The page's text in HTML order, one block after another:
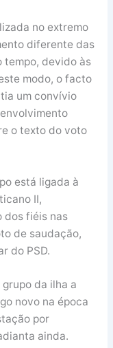
no extremo
diferente das
tempo, devido às
modo, o facto
um convívio
o texto do voto
está ligada à
II,
dos fiéis nas
de saudação,
do PSD.
da ilha a
novo na época
por
ainda.